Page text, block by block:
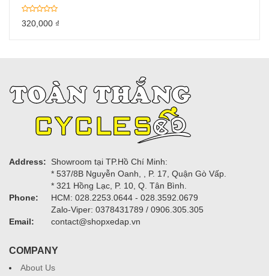
320,000 ₫
Address:
Showroom tại TP.Hồ Chí Minh:
* 537/8B Nguyễn Oanh, , P. 17, Quận Gò Vấp.
* 321 Hồng Lạc, P. 10, Q. Tân Bình.
Phone:
HCM: 028.2253.0644 - 028.3592.0679
Zalo-Viper: 0378431789 / 0906.305.305
Email:
contact@shopxedap.vn
COMPANY
About Us